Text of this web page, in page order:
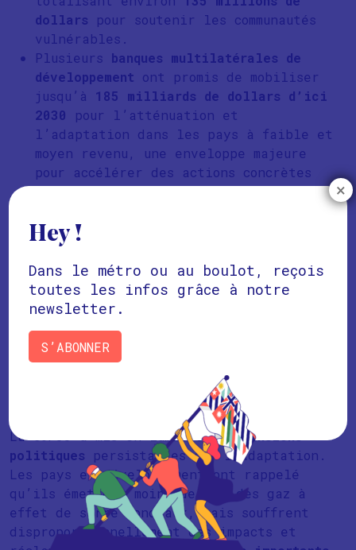
dollars pour soutenir les communautés
vulnérables.
Plusieurs banques multilatérales de
développement ont promis de mobiliser
jusqu’à 185 milliards de dollars d’ici
2030 pour l’atténuation et
l’adaptation dans les pays à faible et
moyen revenu, une enveloppe majeure
pour accélérer des actions concrètes
de résilience.
La France, en amont de la COP30, a
confirmé son rôle financier dans le
soutien mondial à l’adaptation : en
elle a mobilisé 7,2 milliards d’euros pour
l’action climatique dans les pays en
développement, dont
spécifiquement dédiés à l’adaptation
montant en hausse par rapport aux années
Enjeux géopolitiques & défis
La COP30 a mis en lumière destensions
politiques persistantes sur l’adaptation.
Les pays en développement ont rappelé
qu’ils émettent moins de 1 % des gaz à
effet de serre mondiaux, mais souffrent
disproportionnellement des impacts et
Hey !
Dans le métro ou au boulot, reçois
toutes les infos grâce à notre
newsletter.
S’ABONNER
×